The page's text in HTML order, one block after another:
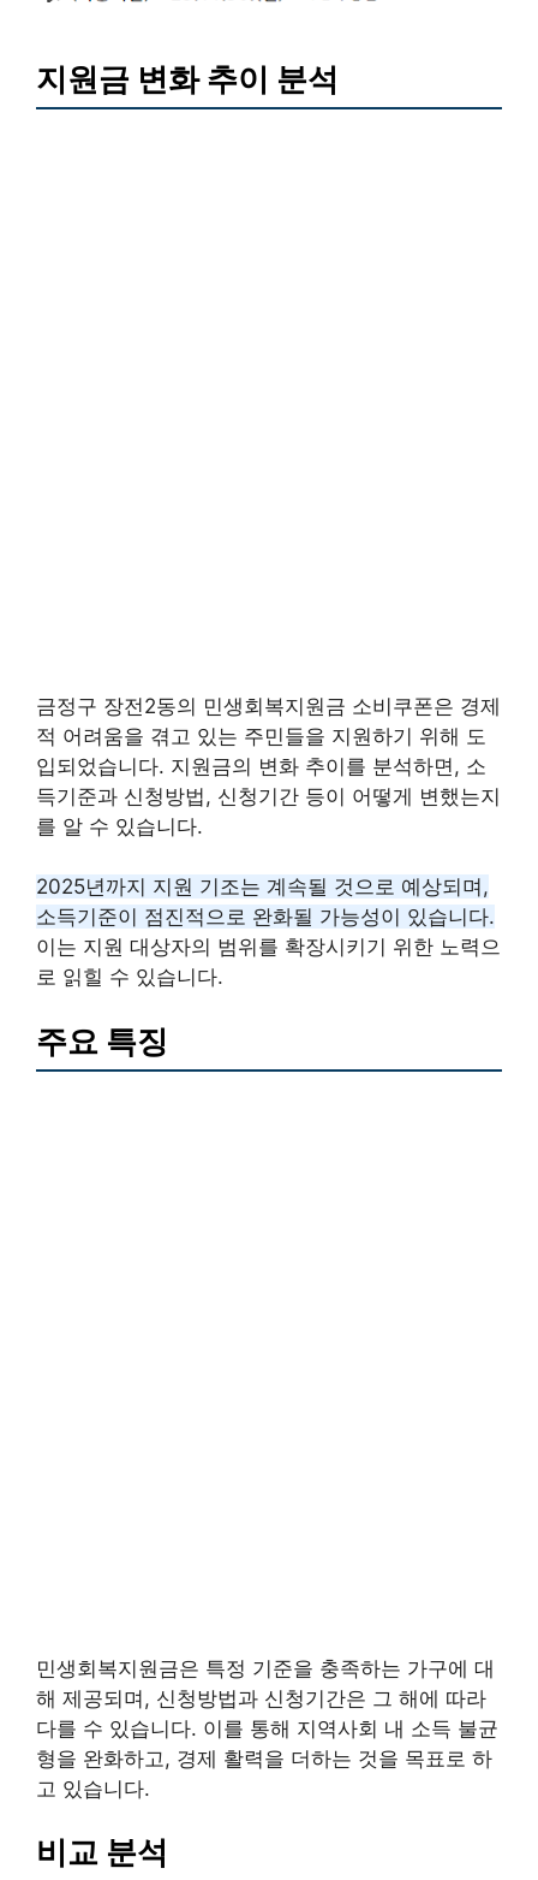
지원금 변화 추이 분석
금정구 장전2동의 민생회복지원금 소비쿠폰은 경제
적 어려움을 겪고 있는 주민들을 지원하기 위해 도
입되었습니다. 지원금의 변화 추이를 분석하면, 소
득기준과 신청방법, 신청기간 등이 어떻게 변했는지
를 알 수 있습니다.
2025년까지 지원 기조는 계속될 것으로 예상되며,
소득기준이 점진적으로 완화될 가능성이 있습니다.
이는 지원 대상자의 범위를 확장시키기 위한 노력으
로 읽힐 수 있습니다.
주요 특징
민생회복지원금은 특정 기준을 충족하는 가구에 대
해 제공되며, 신청방법과 신청기간은 그 해에 따라
다를 수 있습니다. 이를 통해 지역사회 내 소득 불균
형을 완화하고, 경제 활력을 더하는 것을 목표로 하
고 있습니다.
비교 분석